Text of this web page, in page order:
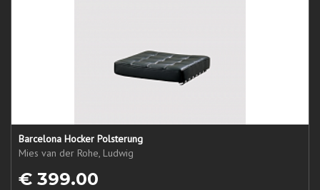
Barcelona Hocker Polsterung
Mies van der Rohe, Ludwig
€ 399.00